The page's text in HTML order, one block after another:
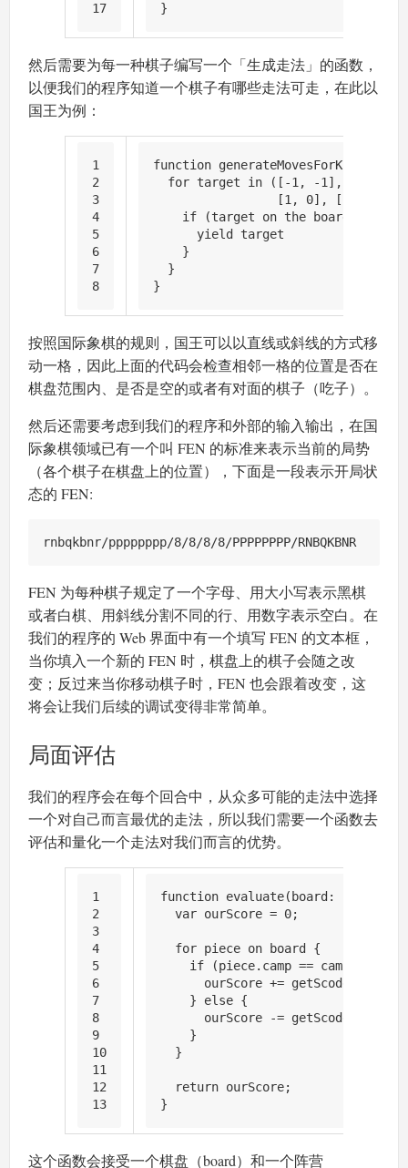
17
}
然后需要为每一种棋子编写一个「生成走法」的函数，
以便我们的程序知道一个棋子有哪些走法可走，在此以
国王为例：
1
2
3
4
5
6
7
8
function generateMovesForKing
for target in ([-1 , -1 ], [
                 [
1 , 0], [-
if (target on the board and
yield
target
    }
  }
}
按照国际象棋的规则，国王可以以直线或斜线的方式移
动一格，因此上面的代码会检查相邻一格的位置是否在
棋盘范围内、是否是空的或者有对面的棋子（吃子）。
然后还需要考虑到我们的程序和外部的输入输出，在国
际象棋领域已有一个叫 FEN 的标准来表示当前的局势
（各个棋子在棋盘上的位置），下面是一段表示开局状
态的 FEN:
FEN 为每种棋子规定了一个字母、用大小写表示黑棋
或者白棋、用斜线分割不同的行、用数字表示空白。在
我们的程序的 Web 界面中有一个填写 FEN 的文本框，
当你填入一个新的 FEN 时，棋盘上的棋子会随之改
变；反过来当你移动棋子时，FEN 也会跟着改变，这
将会让我们后续的调试变得非常简单。
局面评估
我们的程序会在每个回合中，从众多可能的走法中选择
一个对自己而言最优的走法，所以我们需要一个函数去
评估和量化一个走法对我们而言的优势。
1
2
3
4
5
6
7
8
9
10
11
12
13
function evaluate( board: Board,
var ourScore = 0;
for piece on board {
if (piece. camp == camp) {
      ourScore +=
getScode
    }
else {
      ourScore -=
getScode
    }
  }
return ourScore;
}
这个函数会接受一个棋盘（board）和一个阵营